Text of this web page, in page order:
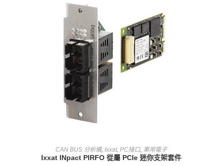
查看內容
CAN BUS 分析儀, Ixxat, PC接口, 車用電子
Ixxat INpact PIRFO 從屬 PCIe 迷你支架套件